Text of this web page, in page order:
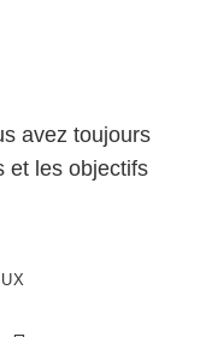
avez toujours
et les objectifs